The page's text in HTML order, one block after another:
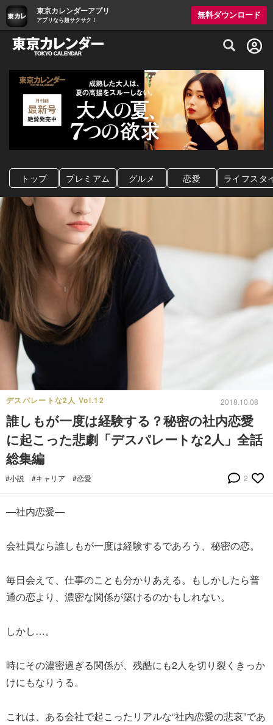
東京カレンダーアプリ
アプリなら超サクサク！
無料ダウンロード
グルメ情報・プレミアムレストラン予約
トップ プレミアム グルメ 恋愛 ライフスタ
デスパレートな2人 Vol.12 2018.10.08
誰しもが一度は経験する？秘密の社内恋愛
に起こった悲劇「デスパレートな2人」全話
総集編
#小説 #キャリア #恋愛 2
―社内恋愛―
会社員なら誰しもが一度は経験するであろう、秘密の恋。
毎日会えて、仕事のことも分かりあえる。もしかしたら普
通の恋より、濃密な関係が築けるのかもしれない。
しかし…。
時にその濃密過ぎる関係が、残酷にも2人を切り裂くきっか
けにもなりうる。
これは、ある会社で起こったリアルな“社内恋愛の悲哀”であ